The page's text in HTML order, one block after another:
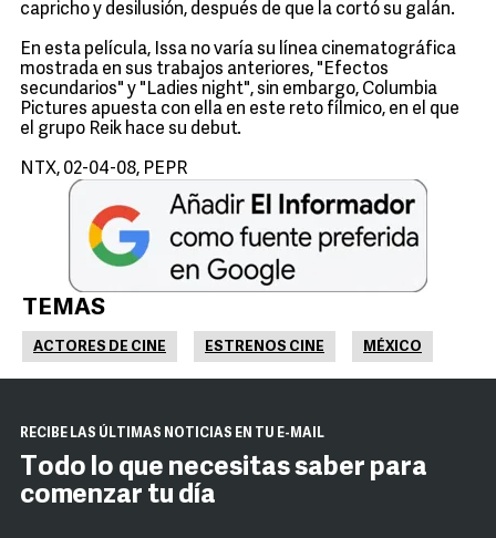
capricho y desilusión, después de que la cortó su galán.
En esta película, Issa no varía su línea cinematográfica
mostrada en sus trabajos anteriores, "Efectos
secundarios" y "Ladies night", sin embargo, Columbia
Pictures apuesta con ella en este reto fílmico, en el que
el grupo Reik hace su debut.
NTX, 02-04-08, PEPR
TEMAS
ACTORES DE CINE ESTRENOS CINE MÉXICO
RECIBE LAS ÚLTIMAS NOTICIAS EN TU E-MAIL
Todo lo que necesitas saber para
comenzar tu día